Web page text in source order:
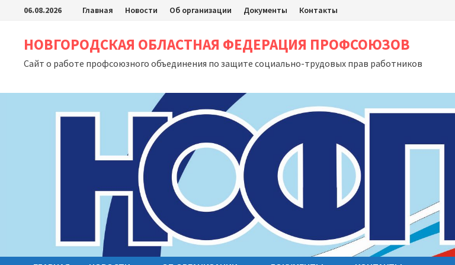
Перейти
содержимому
06.08.2026 Главная Новости Об организации Документы Контакты
НОВГОРОДСКАЯ ОБЛАСТНАЯ ФЕДЕРАЦИЯ ПРОФСОЮЗОВ
Сайт о работе профсоюзного объединения по защите социально-трудовых прав работников